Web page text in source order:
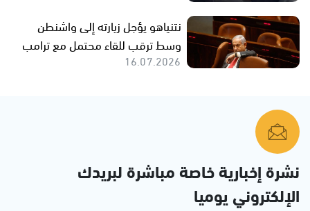
نتنياهو يؤجل زيارته إلى واشنطن
وسط ترقب للقاء محتمل مع ترامب
16.07.2026
نشرة إخبارية خاصة مباشرة لبريدك
الإلكتروني يوميا